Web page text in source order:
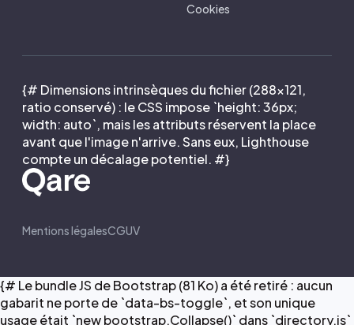
Cookies
{# Dimensions intrinsèques du fichier (288×121,
ratio conservé) : le CSS impose `height: 36px;
width: auto`, mais les attributs réservent la place
avant que l'image n'arrive. Sans eux, Lighthouse
compte un décalage potentiel. #}
Mentions légalesCGUV
{# Le bundle JS de Bootstrap (81 Ko) a été retiré : aucun
gabarit ne porte de `data-bs-toggle`, et son unique
usage était `new bootstrap.Collapse()` dans `directory.js`